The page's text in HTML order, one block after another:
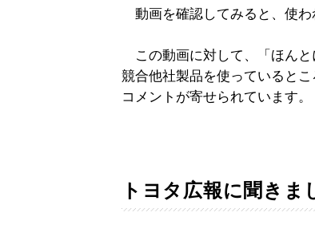
動画を確認してみると、使わ
この動画に対して、「ほんと
競合他社製品を使っていると
コメントが寄せられています。
トヨタ広報に聞きま